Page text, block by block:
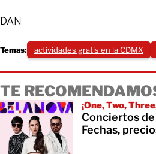
DAN
Temas: actividades gratis en la CDMX
TE
¡One, Two,
Conciertos
Fechas,